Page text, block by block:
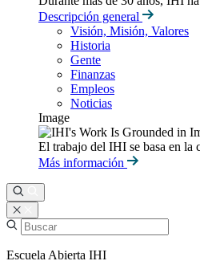
Descripción general
Visión, Misión, Valores
Historia
Gente
Finanzas
Empleos
Noticias
Image
El trabajo del IHI se basa en la
Más información
Escuela Abierta IHI